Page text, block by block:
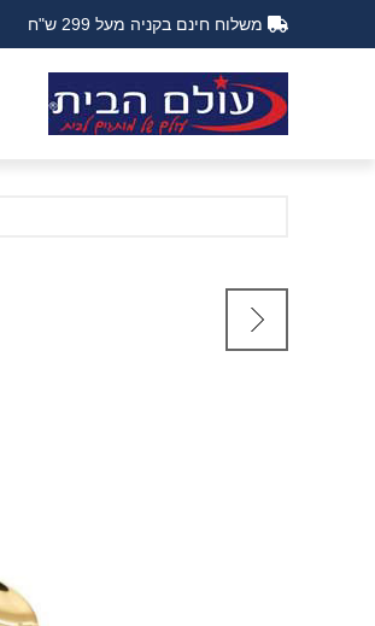
משלוח חינם בקניה מעל 299 ש"ח